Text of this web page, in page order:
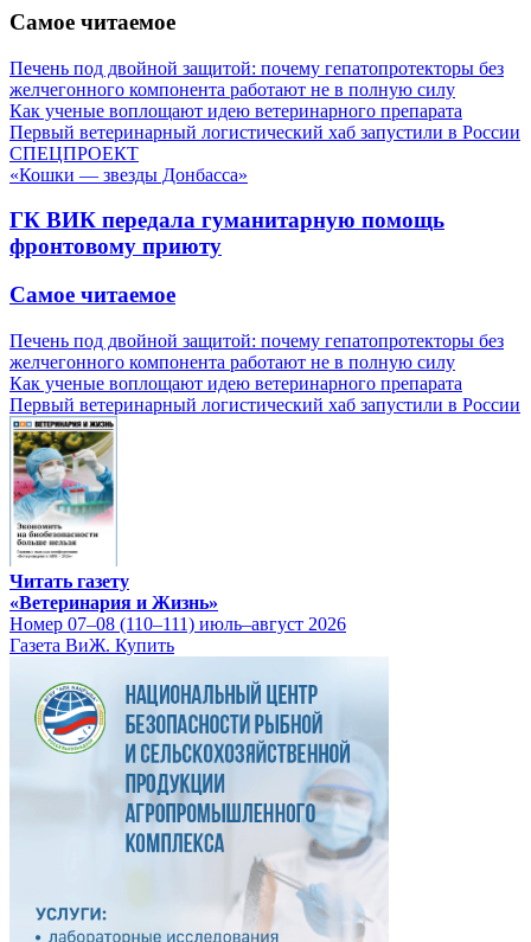
Самое читаемое
Печень под двойной защитой: почему гепатопротекторы без
желчегонного компонента работают не в полную силу
Как ученые воплощают идею ветеринарного препарата
Первый ветеринарный логистический хаб запустили в России
СПЕЦПРОЕКТ
«Кошки — звезды Донбасса»
ГК ВИК передала гуманитарную помощь
фронтовому приюту
Самое читаемое
Печень под двойной защитой: почему гепатопротекторы без
желчегонного компонента работают не в полную силу
Как ученые воплощают идею ветеринарного препарата
Первый ветеринарный логистический хаб запустили в России
Читать газету
«Ветеринария и Жизнь»
Номер 07–08 (110–111) июль–август 2026
Газета ВиЖ. Купить